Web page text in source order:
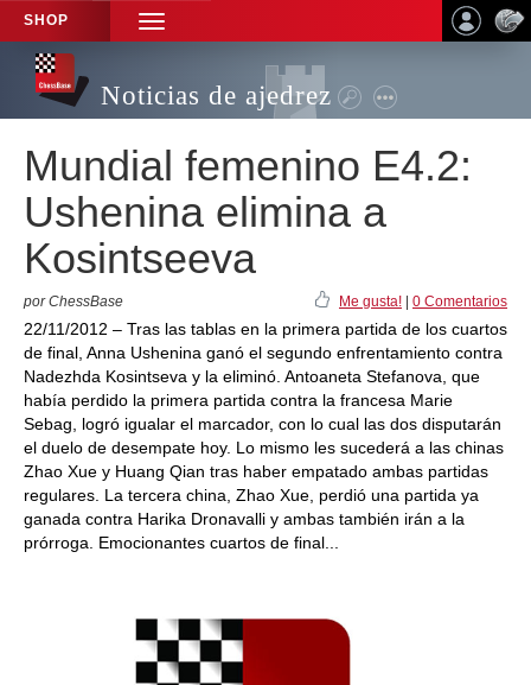
SHOP
TOGGLE
NAVIGATION
Noticias de ajedrez
Mundial femenino E4.2:
Ushenina elimina a
Kosintseeva
por ChessBase Me gusta! 0 Comentarios
22/11/2012 – Tras las tablas en la primera partida de los cuartos
de final, Anna Ushenina ganó el segundo enfrentamiento contra
Nadezhda Kosintseva y la eliminó. Antoaneta Stefanova, que
había perdido la primera partida contra la francesa Marie
Sebag, logró igualar el marcador, con lo cual las dos disputarán
el duelo de desempate hoy. Lo mismo les sucederá a las chinas
Zhao Xue y Huang Qian tras haber empatado ambas partidas
regulares. La tercera china, Zhao Xue, perdió una partida ya
ganada contra Harika Dronavalli y ambas también irán a la
prórroga. Emocionantes cuartos de final...